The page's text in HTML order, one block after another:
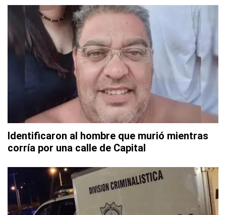
Identificaron al hombre que murió mientras
corría por una calle de Capital